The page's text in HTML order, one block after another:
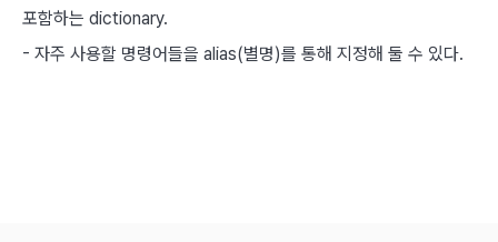
포함하는 dictionary.
- 자주 사용할 명령어들을 alias(별명)를 통해 지정해 둘 수 있다.